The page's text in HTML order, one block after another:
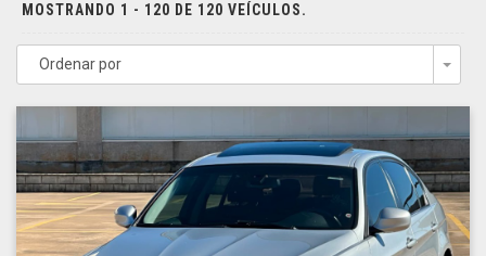
MOSTRANDO 1 - 120 DE 120 VEÍCULOS.
Ordenar por